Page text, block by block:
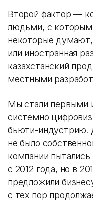
Второй фактор —
людьми, с
некоторые
или иностранная
казахстанский
местными
Мы стали первыми
системно
бьюти-индустрию.
не было
компании
с 2012 года, но в
предложили
с тех пор